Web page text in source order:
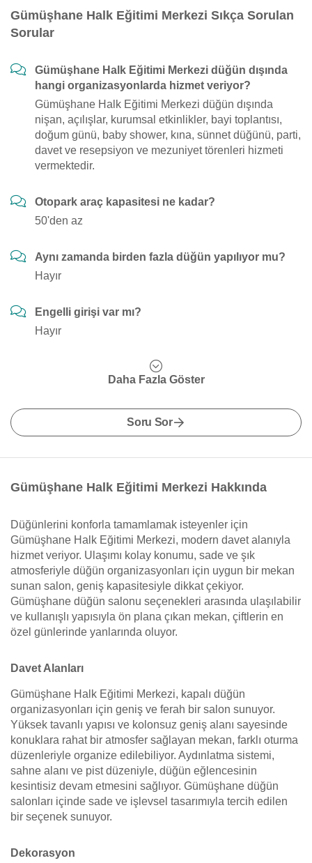
Gümüşhane Halk Eğitimi Merkezi Sıkça Sorulan
Sorular
Gümüşhane Halk Eğitimi Merkezi düğün dışında
hangi organizasyonlarda hizmet veriyor?
Gümüşhane Halk Eğitimi Merkezi düğün dışında
nişan, açılışlar, kurumsal etkinlikler, bayi toplantısı,
doğum günü, baby shower, kına, sünnet düğünü, parti,
davet ve resepsiyon ve mezuniyet törenleri hizmeti
vermektedir.
Otopark araç kapasitesi ne kadar?
50'den az
Aynı zamanda birden fazla düğün yapılıyor mu?
Hayır
Engelli girişi var mı?
Hayır
Daha Fazla Göster
Soru Sor
Gümüşhane Halk Eğitimi Merkezi Hakkında
Düğünlerini konforla tamamlamak isteyenler için
Gümüşhane Halk Eğitimi Merkezi, modern davet alanıyla
hizmet veriyor. Ulaşımı kolay konumu, sade ve şık
atmosferiyle düğün organizasyonları için uygun bir mekan
sunan salon, geniş kapasitesiyle dikkat çekiyor.
Gümüşhane düğün salonu seçenekleri arasında ulaşılabilir
ve kullanışlı yapısıyla ön plana çıkan mekan, çiftlerin en
özel günlerinde yanlarında oluyor.
Davet Alanları
Gümüşhane Halk Eğitimi Merkezi, kapalı düğün
organizasyonları için geniş ve ferah bir salon sunuyor.
Yüksek tavanlı yapısı ve kolonsuz geniş alanı sayesinde
konuklara rahat bir atmosfer sağlayan mekan, farklı oturma
düzenleriyle organize edilebiliyor. Aydınlatma sistemi,
sahne alanı ve pist düzeniyle, düğün eğlencesinin
kesintisiz devam etmesini sağlıyor. Gümüşhane düğün
salonları içinde sade ve işlevsel tasarımıyla tercih edilen
bir seçenek sunuyor.
Dekorasyon